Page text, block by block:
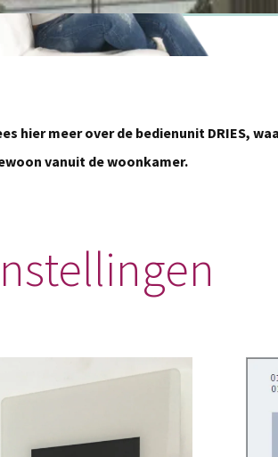
hier meer over de bedienunit DRIES,
vanuit de woonkamer.